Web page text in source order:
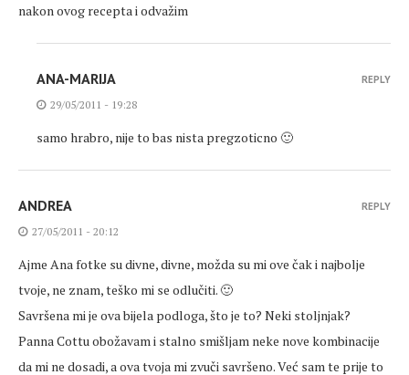
nakon ovog recepta i odvažim
ANA-MARIJA
29/05/2011 - 19:28
samo hrabro, nije to bas nista pregzoticno 🙂
REPLY
ANDREA
27/05/2011 - 20:12
Ajme Ana fotke su divne, divne, možda su mi ove čak i najbolje
tvoje, ne znam, teško mi se odlučiti. 🙂
Savršena mi je ova bijela podloga, što je to? Neki stoljnjak?
Panna Cottu obožavam i stalno smišljam neke nove kombinacije
da mi ne dosadi, a ova tvoja mi zvuči savršeno. Već sam te prije to
REPLY